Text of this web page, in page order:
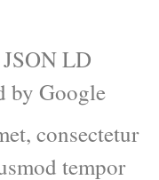
LD
by Google
consectetur
tempor